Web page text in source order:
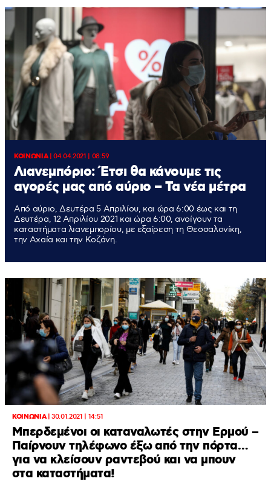
ΚΟΙΝΩΝΙΑ|04.04.2021 | 08:59
Λιανεμπόριο: Έτσι θα κάνουμε τις
αγορές μας από αύριο – Τα νέα μέτρα
Από αύριο, Δευτέρα 5 Απριλίου, και ώρα 6:00 έως και τη
Δευτέρα, 12 Απριλίου 2021 και ώρα 6:00, ανοίγουν τα
καταστήματα λιανεμπορίου, με εξαίρεση τη Θεσσαλονίκη,
την Αχαία και την Κοζάνη.
ΚΟΙΝΩΝΙΑ|30.01.2021 | 14:51
Μπερδεμένοι οι καταναλωτές στην Ερμού –
Παίρνουν τηλέφωνο έξω από την πόρτα…
για να κλείσουν ραντεβού και να μπουν
στα καταστήματα!